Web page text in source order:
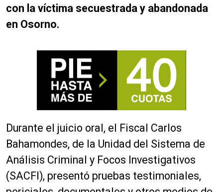
con la víctima secuestrada y abandonada
en Osorno.
Durante el juicio oral, el Fiscal Carlos
Bahamondes, de la Unidad del Sistema de
Análisis Criminal y Focos Investigativos
(SACFI), presentó pruebas testimoniales,